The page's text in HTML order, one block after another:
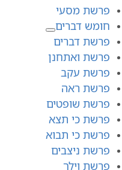
פרשת מסעי
חומש דברים
פרשת דברים
פרשת ואתחנן
פרשת עקב
פרשת ראה
פרשת שופטים
פרשת כי תצא
פרשת כי תבוא
פרשת ניצבים
פרשת וילך